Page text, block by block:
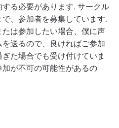
る必要があります. サークル
、参加者を募集しています.
は参加したい場合、僕に声
送るので、良ければご参加
た場合でも受け付けていま
が不可の可能性があるの